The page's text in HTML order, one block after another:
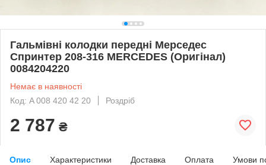
Гальмівні колодки передні Мерседес
Спринтер 208-316 MERCEDES (Оригінал)
0084204220
Немає в наявності
Код: A 008 420 42 20
Роздріб
2 787 ₴
Опис Характеристики Доставка Оплата Умови